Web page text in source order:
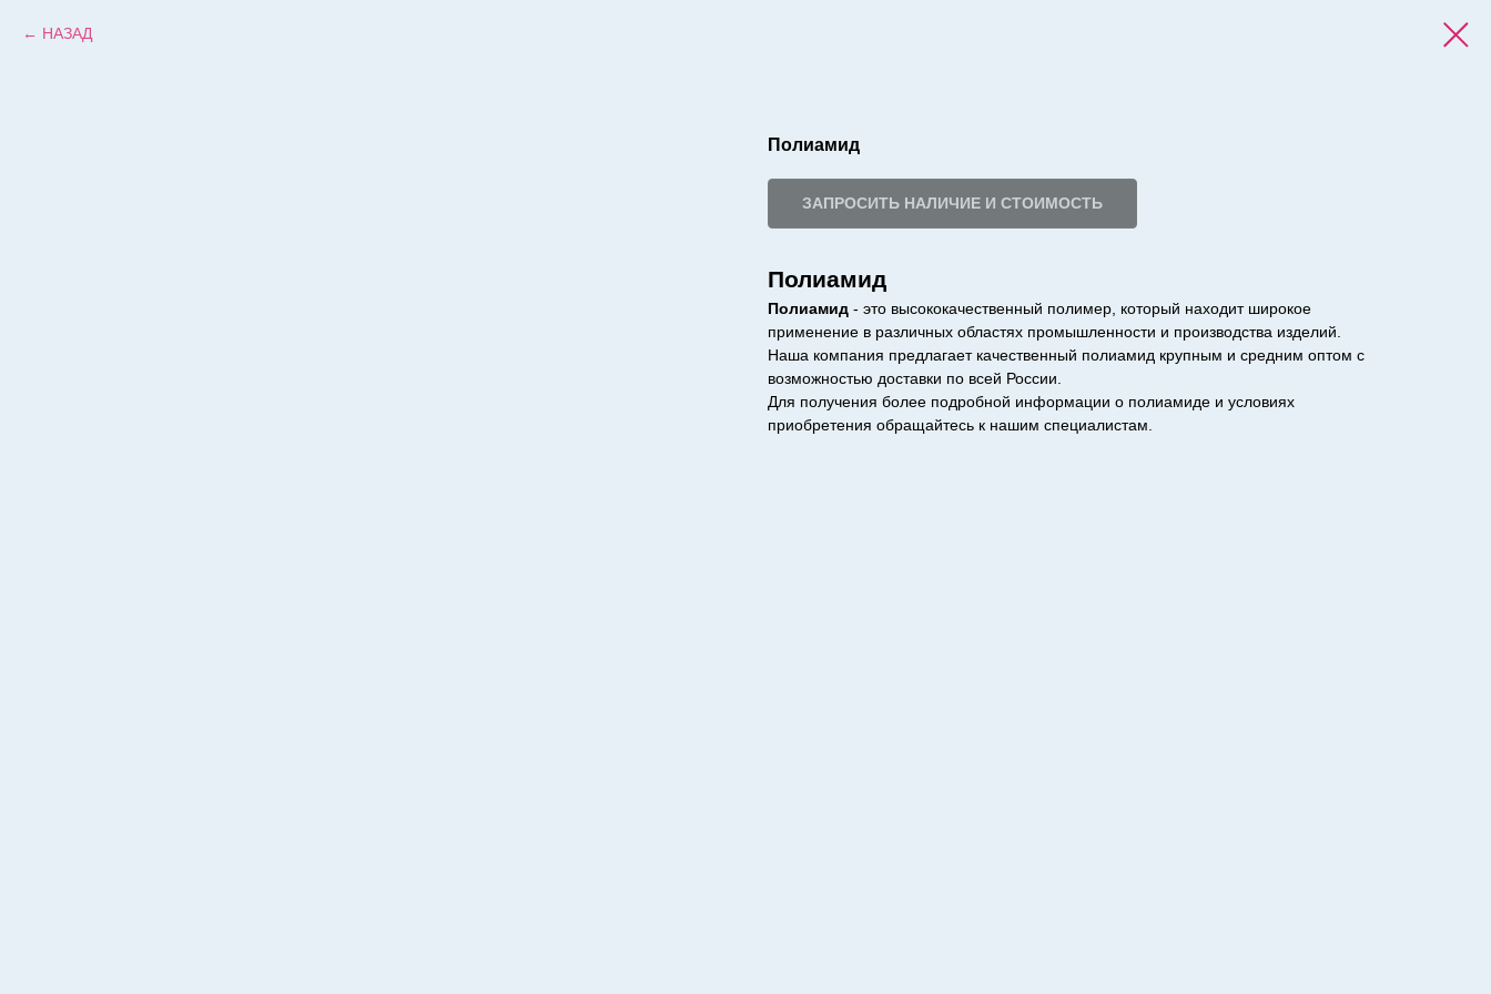
НАЗАД
Полиамид
ЗАПРОСИТЬ НАЛИЧИЕ И СТОИМОСТЬ
Полиамид
Полиамид - это высококачественный полимер, который находит широкое
применение в различных областях промышленности и производства изделий.
Наша компания предлагает качественный полиамид крупным и средним оптом с
возможностью доставки по всей России.
Для получения более подробной информации о полиамиде и условиях
приобретения обращайтесь к нашим специалистам.